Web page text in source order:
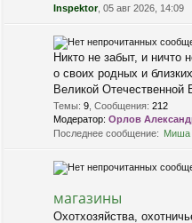
Inspektor, 05 авг 2026, 14:09
Никто не забыт, и ничто
о своих родных и
Великой Отечественной
Темы: 9 Сообщения: 212
Модератор: Орлов
Последнее сообщение: Миша
магазины
Охотхозяйства,